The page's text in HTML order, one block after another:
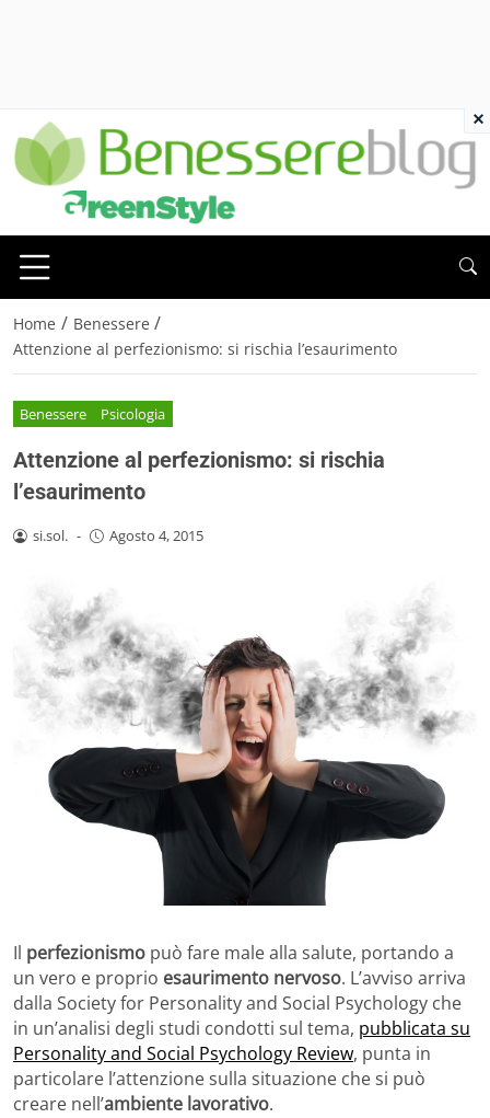
Home / Benessere /
Attenzione al perfezionismo: si rischia l’esaurimento
Benessere Psicologia
Attenzione al perfezionismo: si rischia
l’esaurimento
si.sol. - Agosto 4, 2015
Il perfezionismo può fare male alla salute, portando a
un vero e proprio esaurimento nervoso. L’avviso arriva
dalla Society for Personality and Social Psychology che
in un’analisi degli studi condotti sul tema, pubblicata su
Personality and Social Psychology Review, punta in
particolare l’attenzione sulla situazione che si può
creare nell’ambiente lavorativo.
×